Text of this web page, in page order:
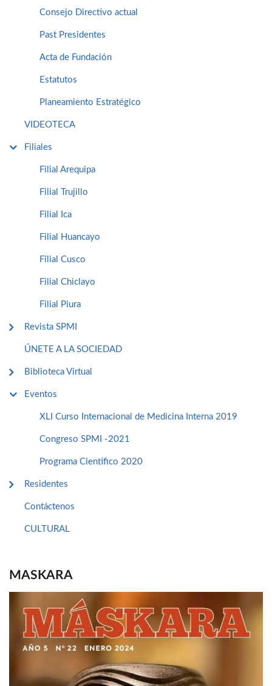
Consejo Directivo actual
Past Presidentes
Acta de Fundación
Estatutos
Planeamiento Estratégico
VIDEOTECA
Filiales
Filial Arequipa
Filial Trujillo
Filial Ica
Filial Huancayo
Filial Cusco
Filial Chiclayo
Filial Piura
Revista SPMI
ÚNETE A LA SOCIEDAD
Biblioteca Virtual
Eventos
XLI Curso Internacional de Medicina Interna 2019
Congreso SPMI -2021
Programa Cientifico 2020
Residentes
Contáctenos
CULTURAL
MASKARA